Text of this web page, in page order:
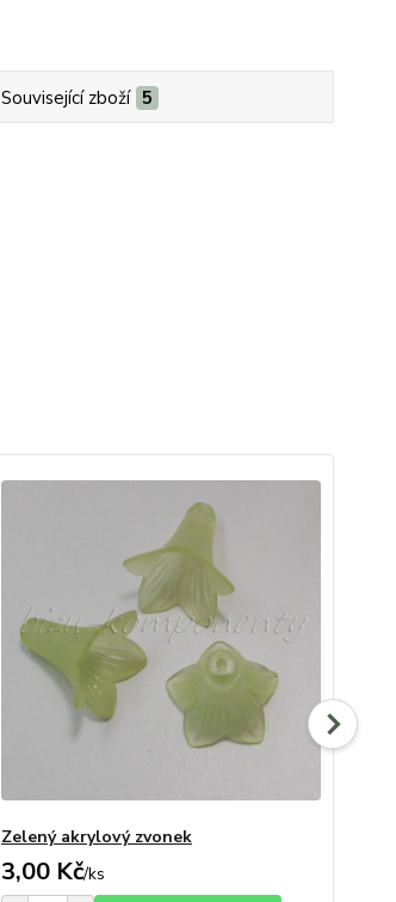
Související zboží 5
Zelený akrylový zvonek
3,00 Kč/ks